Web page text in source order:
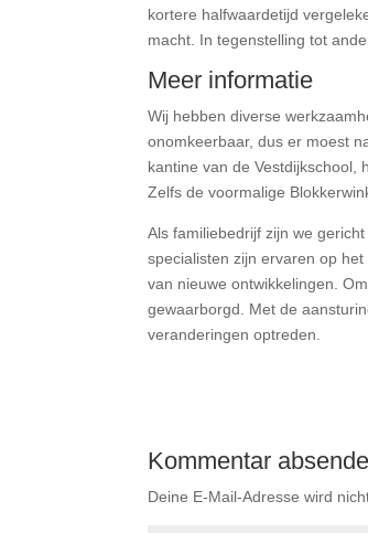
kortere halfwaardetijd
macht. In tegenstelling tot
Meer informatie
Wij hebben diverse
onomkeerbaar, dus er moest
kantine van de Vestdijkschool,
Zelfs de voormalige
Als familiebedrijf zijn we
specialisten zijn ervaren op
van nieuwe ontwikkelingen.
gewaarborgd. Met de
veranderingen optreden.
Kommentar
Deine E-Mail-Adresse wird